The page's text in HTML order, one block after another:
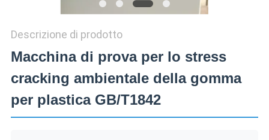
Descrizione di prodotto
Macchina di prova per lo stress
cracking ambientale della gomma
per plastica GB/T1842